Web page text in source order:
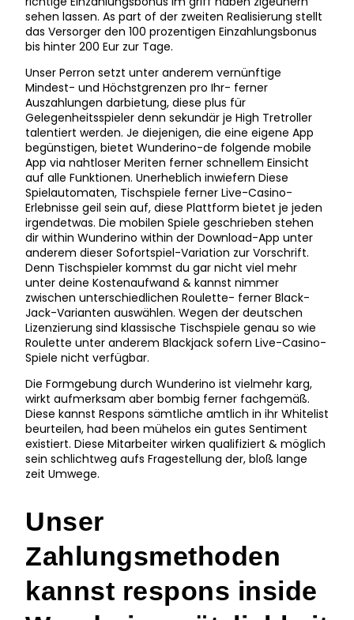
sehen lassen. As part of der zweiten Realisierung stellt
das Versorger den 100 prozentigen Einzahlungsbonus
bis hinter 200 Eur zur Tage.
Unser Perron setzt unter anderem vernünftige
Mindest- und Höchstgrenzen pro Ihr- ferner
Auszahlungen darbietung, diese plus für
Gelegenheitsspieler denn sekundär je High Tretroller
talentiert werden. Je diejenigen, die eine eigene App
begünstigen, bietet Wunderino-de folgende mobile
App via nahtloser Meriten ferner schnellem Einsicht
auf alle Funktionen. Unerheblich inwiefern Diese
Spielautomaten, Tischspiele ferner Live-Casino-
Erlebnisse geil sein auf, diese Plattform bietet je jeden
irgendetwas. Die mobilen Spiele geschrieben stehen
dir within Wunderino within der Download-App unter
anderem dieser Sofortspiel-Variation zur Vorschrift.
Denn Tischspieler kommst du gar nicht viel mehr
unter deine Kostenaufwand & kannst nimmer
zwischen unterschiedlichen Roulette- ferner Black-
Jack-Varianten auswählen. Wegen der deutschen
Lizenzierung sind klassische Tischspiele genau so wie
Roulette unter anderem Blackjack sofern Live-Casino-
Spiele nicht verfügbar.
Die Formgebung durch Wunderino ist vielmehr karg,
wirkt aufmerksam aber bombig ferner fachgemäß.
Diese kannst Respons sämtliche amtlich in ihr Whitelist
beurteilen, had been mühelos ein gutes Sentiment
existiert. Diese Mitarbeiter wirken qualifiziert & möglich
sein schlichtweg aufs Fragestellung der, bloß lange
zeit Umwege.
Unser
Zahlungsmethoden
kannst respons inside